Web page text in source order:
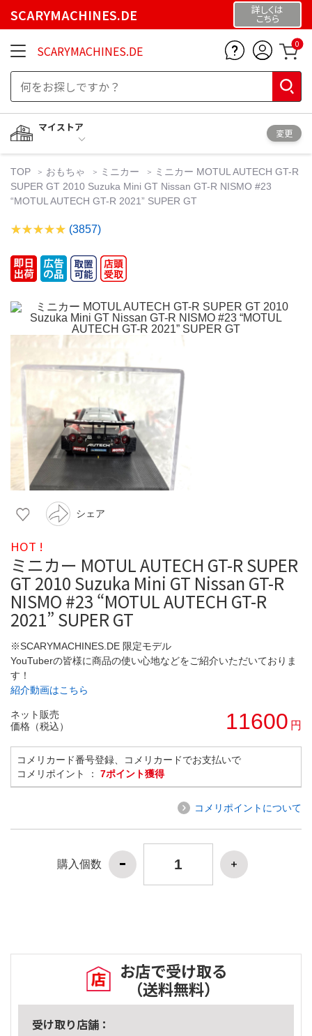
SCARYMACHINES.DE 詳しくは
こちら
SCARYMACHINES.DE 0
マイストア
変更
TOP おもちゃ ミニカー
ミニカー MOTUL AUTECH GT-R
SUPER GT 2010 Suzuka Mini GT Nissan GT-R NISMO #23
“MOTUL AUTECH GT-R 2021” SUPER GT
(3857)
シェア
HOT !
ミニカー MOTUL AUTECH GT-R SUPER
GT 2010 Suzuka Mini GT Nissan GT-R
NISMO #23 “MOTUL AUTECH GT-R
2021” SUPER GT
※SCARYMACHINES.DE 限定モデル
YouTuberの皆様に商品の使い心地などをご紹介いただいておりま
す！
紹介動画はこちら
ネット販売
価格（税込）
11600 円
コメリカード番号登録、コメリカードでお支払いで
コメリポイント ： 7ポイント獲得
コメリポイントについて
購入個数
お店で受け取る
（送料無料）
受け取り店舗：